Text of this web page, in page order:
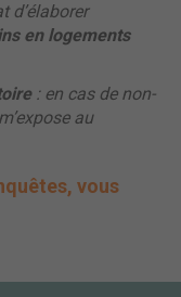
d’élaborer
en logements
: en cas de non-
au
vous